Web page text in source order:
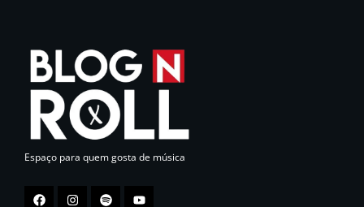
Espaço para quem gosta de música